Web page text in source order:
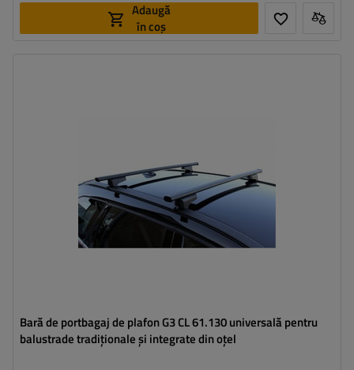
Adaugă
în coș
Bară de portbagaj de plafon G3 CL 61.130 universală pentru
balustrade tradiționale și integrate din oțel